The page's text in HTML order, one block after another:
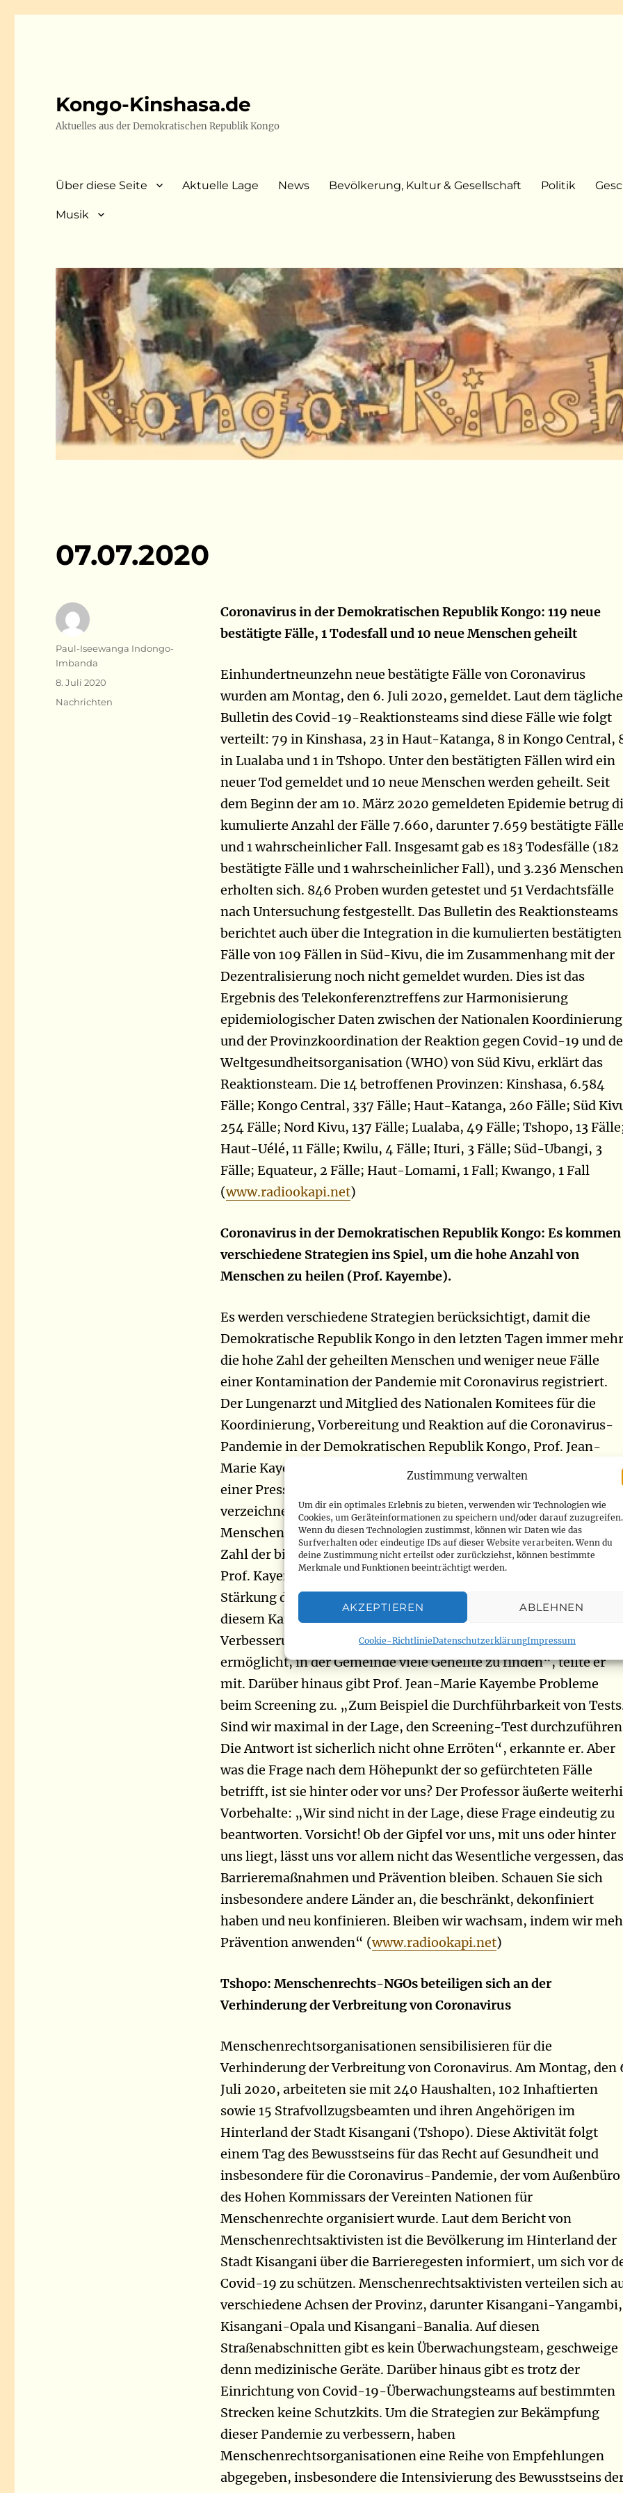
Zustimmung verwalten
Um dir ein optimales Erlebnis zu bieten, verwenden wir Technologien wie
Cookies, um Geräteinformationen zu speichern und/oder darauf zuzugreifen.
Wenn du diesen Technologien zustimmst, können wir Daten wie das
Surfverhalten oder eindeutige IDs auf dieser Website verarbeiten. Wenn du
deine Zustimmung nicht erteilst oder zurückziehst, können bestimmte
Merkmale und Funktionen beeinträchtigt werden.
AKZEPTIEREN ABLEHNEN
Cookie-RichtlinieDatenschutzerklärungImpressum
Kongo-Kinshasa.de
Aktuelles aus der Demokratischen Republik Kongo
Über diese Seite Aktuelle Lage News Bevölkerung, Kultur & Gesellschaft Politik
Musik
07.07.2020
Coronavirus in der Demokratischen Republik Kongo: 119 neue
bestätigte Fälle, 1 Todesfall und 10 neue Menschen geheilt
Einhundertneunzehn neue bestätigte Fälle von Coronavirus
wurden am Montag, den 6. Juli 2020, gemeldet. Laut dem
Bulletin des Covid-19-Reaktionsteams sind diese Fälle wie folgt
verteilt: 79 in Kinshasa, 23 in Haut-Katanga, 8 in Kongo Central,
in Lualaba und 1 in Tshopo. Unter den bestätigten Fällen wird ein
neuer Tod gemeldet und 10 neue Menschen werden geheilt. Seit
dem Beginn der am 10. März 2020 gemeldeten Epidemie betrug
kumulierte Anzahl der Fälle 7.660, darunter 7.659 bestätigte
und 1 wahrscheinlicher Fall. Insgesamt gab es 183 Todesfälle (182
bestätigte Fälle und 1 wahrscheinlicher Fall), und 3.236 Menschen
erholten sich. 846 Proben wurden getestet und 51 Verdachtsfälle
nach Untersuchung festgestellt. Das Bulletin des Reaktionsteams
berichtet auch über die Integration in die kumulierten bestätigten
Fälle von 109 Fällen in Süd-Kivu, die im Zusammenhang mit der
Dezentralisierung noch nicht gemeldet wurden. Dies ist das
Ergebnis des Telekonferenztreffens zur Harmonisierung
epidemiologischer Daten zwischen der Nationalen Koordinierung
und der Provinzkoordination der Reaktion gegen Covid-19 und
Weltgesundheitsorganisation (WHO) von Süd Kivu, erklärt das
Reaktionsteam. Die 14 betroffenen Provinzen: Kinshasa, 6.584
Fälle; Kongo Central, 337 Fälle; Haut-Katanga, 260 Fälle; Süd
254 Fälle; Nord Kivu, 137 Fälle; Lualaba, 49 Fälle; Tshopo, 13
Haut-Uélé, 11 Fälle; Kwilu, 4 Fälle; Ituri, 3 Fälle; Süd-Ubangi, 3
Fälle; Equateur, 2 Fälle; Haut-Lomami, 1 Fall; Kwango, 1 Fall
(www.radiookapi.net)
Coronavirus in der Demokratischen Republik Kongo: Es kommen
verschiedene Strategien ins Spiel, um die hohe Anzahl von
Menschen zu heilen (Prof. Kayembe).
Es werden verschiedene Strategien berücksichtigt, damit die
Demokratische Republik Kongo in den letzten Tagen immer mehr
die hohe Zahl der geheilten Menschen und weniger neue Fälle
einer Kontamination der Pandemie mit Coronavirus registriert.
Der Lungenarzt und Mitglied des Nationalen Komitees für die
Koordinierung, Vorbereitung und Reaktion auf die Coronavirus-
Pandemie in der Demokratischen Republik Kongo, Prof. Jean-
Marie Kayembe, hat es am Dienstag, den 7. Juli 2020, während
einer Pressekonferenz in Kinshasa erklärt. Tatsächlich
verzeichnete die Demokratische Republik Kongo 2.136 geheilte
Menschen zwischen dem 29. Juni und dem 6. Juli 2020, was die
Zahl der bisher festgestellten 7.660 Fälle auf 3.236 erhöhte. Laut
Prof. Kayembe waren die Sensibilisierung der Medien und die
Stärkung der Gesundheitszonen die wichtigsten Strategien in
diesem Kampf. „Die Kombination all dieser Strategien und die
Verbesserung des zonalen Ansatzes der Patienten haben es uns
ermöglicht, in der Gemeinde viele Geheilte zu finden“, teilte er
mit. Darüber hinaus gibt Prof. Jean-Marie Kayembe Probleme
beim Screening zu. „Zum Beispiel die Durchführbarkeit von
Sind wir maximal in der Lage, den Screening-Test
Die Antwort ist sicherlich nicht ohne Erröten“, erkannte er. Aber
was die Frage nach dem Höhepunkt der so gefürchteten Fälle
betrifft, ist sie hinter oder vor uns? Der Professor äußerte
Vorbehalte: „Wir sind nicht in der Lage, diese Frage eindeutig zu
beantworten. Vorsicht! Ob der Gipfel vor uns, mit uns oder hinter
uns liegt, lässt uns vor allem nicht das Wesentliche vergessen, das
Barrieremaßnahmen und Prävention bleiben. Schauen Sie sich
insbesondere andere Länder an, die beschränkt, dekonfiniert
haben und neu konfinieren. Bleiben wir wachsam, indem wir
Prävention anwenden“ (www.radiookapi.net)
Tshopo: Menschenrechts-NGOs beteiligen sich an der
Verhinderung der Verbreitung von Coronavirus
Menschenrechtsorganisationen sensibilisieren für die
Verhinderung der Verbreitung von Coronavirus. Am Montag, den
Juli 2020, arbeiteten sie mit 240 Haushalten, 102 Inhaftierten
sowie 15 Strafvollzugsbeamten und ihren Angehörigen im
Hinterland der Stadt Kisangani (Tshopo). Diese Aktivität folgt
einem Tag des Bewusstseins für das Recht auf Gesundheit und
insbesondere für die Coronavirus-Pandemie, der vom Außenbüro
des Hohen Kommissars der Vereinten Nationen für
Menschenrechte organisiert wurde. Laut dem Bericht von
Menschenrechtsaktivisten ist die Bevölkerung im Hinterland der
Stadt Kisangani über die Barrieregesten informiert, um sich vor
Covid-19 zu schützen. Menschenrechtsaktivisten verteilen sich
verschiedene Achsen der Provinz, darunter Kisangani-Yangambi,
Kisangani-Opala und Kisangani-Banalia. Auf diesen
Straßenabschnitten gibt es kein Überwachungsteam, geschweige
denn medizinische Geräte. Darüber hinaus gibt es trotz der
Einrichtung von Covid-19-Überwachungsteams auf bestimmten
Strecken keine Schutzkits. Um die Strategien zur Bekämpfung
dieser Pandemie zu verbessern, haben
Menschenrechtsorganisationen eine Reihe von Empfehlungen
abgegeben, insbesondere die Intensivierung des Bewusstseins
Autor
Paul-Iseewanga Indongo-
Imbanda
Veröffentlicht
8. Juli 2020
Kategorien
Nachrichten